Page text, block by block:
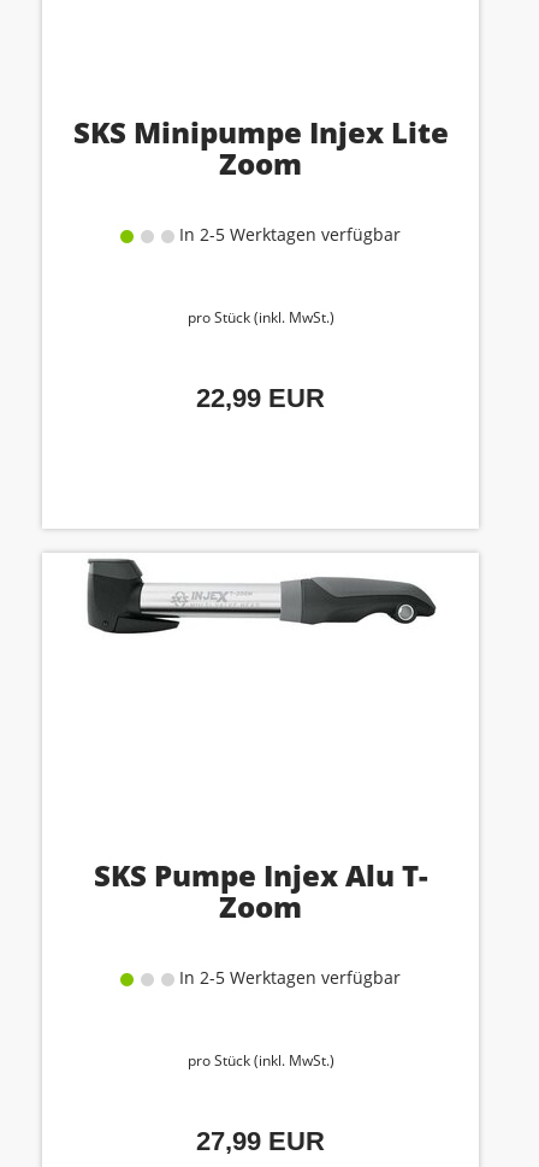
SKS Minipumpe Injex Lite
Zoom
In 2-5 Werktagen verfügbar
pro Stück (inkl. MwSt.)
22,99 EUR
SKS Pumpe Injex Alu T-
Zoom
In 2-5 Werktagen verfügbar
pro Stück (inkl. MwSt.)
27,99 EUR